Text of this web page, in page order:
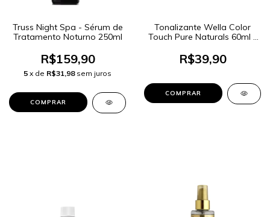
Truss Night Spa - Sérum de
Tratamento Noturno 250ml
R$159,90
5 x de R$31,98 sem juros
Tonalizante Wella Color
Touch Pure Naturals 60ml -
R$39,90